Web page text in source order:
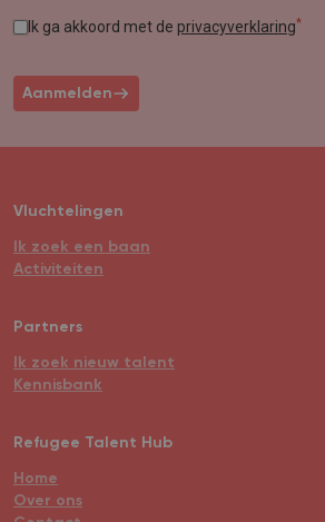
Ik ga akkoord met de privacyverklaring*
Aanmelden
Vluchtelingen
Ik zoek een baan
Activiteiten
Partners
Ik zoek nieuw talent
Kennisbank
Refugee Talent Hub
Home
Over ons